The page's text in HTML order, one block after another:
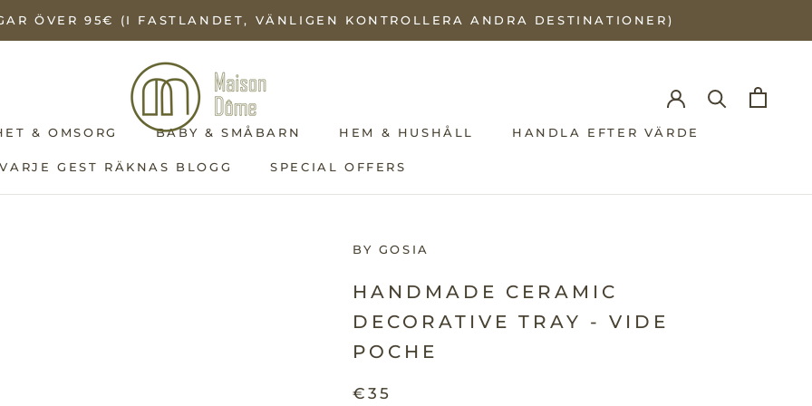
ÖVER 95€ (I FASTLANDET, VÄNLIGEN KONTROLLERA ANDRA DESTINATIONER)
& OMSORG BABY & SMÅBARN HEM & HUSHÅLL HANDLA EFTER VÄRDE
VARJE GEST RÄKNAS BLOGG
SPECIAL OFFERS
BY GOSIA
HANDMADE CERAMIC
DECORATIVE TRAY - VIDE
POCHE
€35